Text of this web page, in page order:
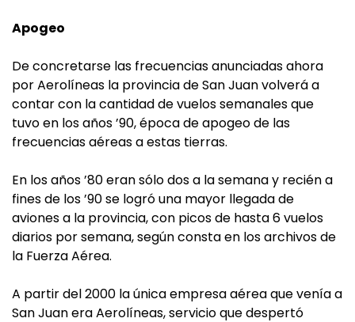
Apogeo
De concretarse las frecuencias anunciadas ahora
por Aerolíneas la provincia de San Juan volverá a
contar con la cantidad de vuelos semanales que
tuvo en los años ’90, época de apogeo de las
frecuencias aéreas a estas tierras.
En los años ’80 eran sólo dos a la semana y recién a
fines de los ’90 se logró una mayor llegada de
aviones a la provincia, con picos de hasta 6 vuelos
diarios por semana, según consta en los archivos de
la Fuerza Aérea.
A partir del 2000 la única empresa aérea que venía a
San Juan era Aerolíneas, servicio que despertó